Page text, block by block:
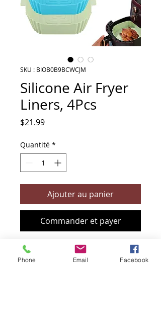
SKU : BIOB0B9BCWCJM
Silicone Air Fryer
Liners, 4Pcs
$21.99Prix
Quantité *
Ajouter au panier
Commander et payer
Air Fryer Silicone Reusable Liners Square
Phone Email Facebook